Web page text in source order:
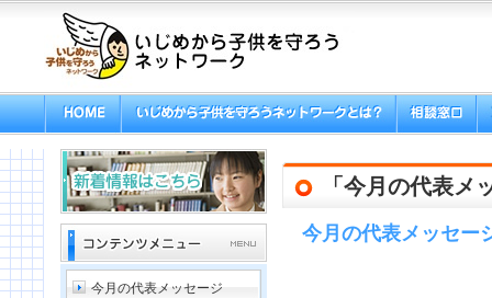
今月の代表メッセージ
「今月の代表メ
今月の代表メッセー